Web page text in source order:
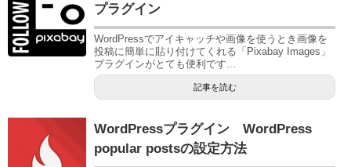
プラグイン
WordPressでアイキャッチや画像を使うとき画像を
投稿に簡単に貼り付けてくれる「Pixabay Images」
プラグインがとても便利です...
記事を読む
WordPressプラグイン WordPress
popular postsの設定方法